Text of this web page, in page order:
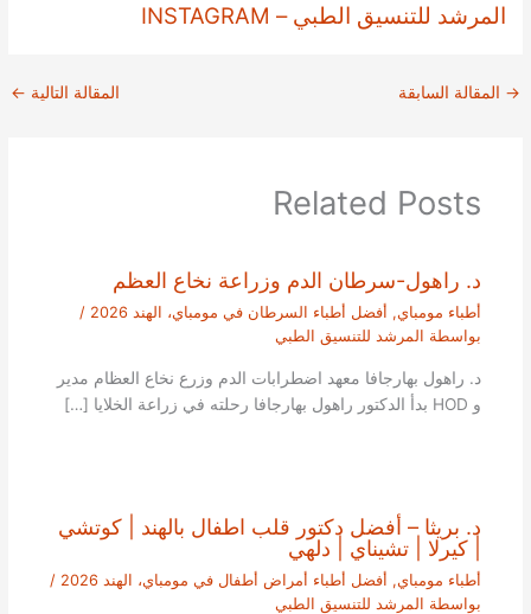
المرشد للتنسيق الطبي – INSTAGRAM
→ المقالة السابقة المقالة التالية ←
Related Posts
د. راهول-سرطان الدم وزراعة نخاع العظم
أطباء مومباي, أفضل أطباء السرطان في مومباي، الهند 2026
/
بواسطة المرشد للتنسيق الطبي
د. راهول بهارجافا معهد اضطرابات الدم وزرع نخاع العظام مدير
و HOD بدأ الدكتور راهول بهارجافا رحلته في زراعة الخلايا […]
د. بريثا – أفضل دكتور قلب اطفال بالهند | كوتشي
| كيرلا | تشيناي | دلهي
أطباء مومباي, أفضل أطباء أمراض أطفال في مومباي، الهند 2026
/
بواسطة المرشد للتنسيق الطبي